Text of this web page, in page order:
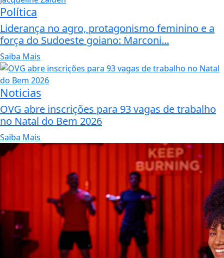
Política
Liderança no agro, protagonismo feminino e a
força do Sudoeste goiano: Marconi...
Saiba Mais
Noticias
OVG abre inscrições para 93 vagas de trabalho
no Natal do Bem 2026
Saiba Mais